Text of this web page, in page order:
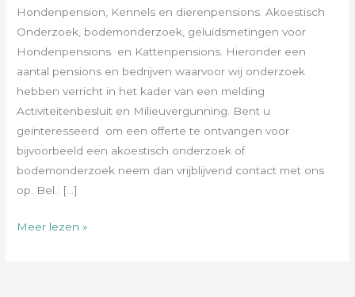
Hondenpension, Kennels en dierenpensions. Akoestisch
Onderzoek, bodemonderzoek, geluidsmetingen voor
Hondenpensions en Kattenpensions. Hieronder een
aantal pensions en bedrijven waarvoor wij onderzoek
hebben verricht in het kader van een melding
Activiteitenbesluit en Milieuvergunning. Bent u
geïnteresseerd om een offerte te ontvangen voor
bijvoorbeeld een akoestisch onderzoek of
bodemonderzoek neem dan vrijblijvend contact met ons
op. Bel.: […]
Meer lezen »